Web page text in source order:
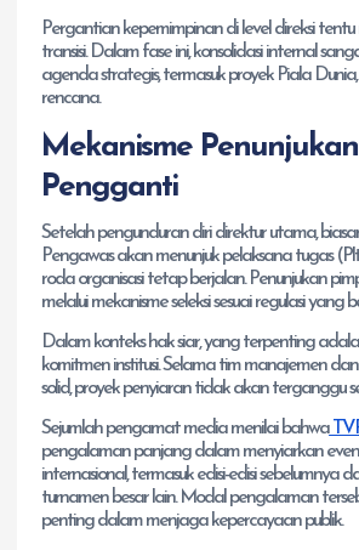
Pergantian kepemimpinan di level direksi
transisi. Dalam fase ini, konsolidasi internal
agenda strategis, termasuk proyek Piala
rencana.
Mekanisme Penunjukan
Pengganti
Setelah pengunduran diri direktur utama,
Pengawas akan menunjuk pelaksana tugas
roda organisasi tetap berjalan. Penunjukan
melalui mekanisme seleksi sesuai regulasi yang
Dalam konteks hak siar, yang terpenting
komitmen institusi. Selama tim manajemen
solid, proyek penyiaran tidak akan terganggu
Sejumlah pengamat media menilai bahwa
pengalaman panjang dalam menyiarkan
internasional, termasuk edisi-edisi sebelumnya
turnamen besar lain. Modal pengalaman
penting dalam menjaga kepercayaan publik.